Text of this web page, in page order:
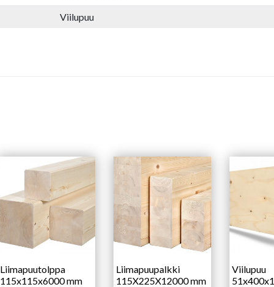
Viilupuu
Liimapuutolppa
115x115x6000 mm
Liimapuupalkki
115X225X12000 mm
Viilupuu